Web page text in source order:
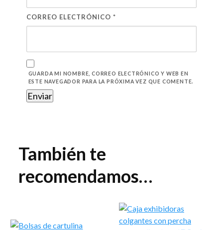
CORREO ELECTRÓNICO *
GUARDA MI NOMBRE, CORREO ELECTRÓNICO Y WEB EN
ESTE NAVEGADOR PARA LA PRÓXIMA VEZ QUE COMENTE.
También te
recomendamos…